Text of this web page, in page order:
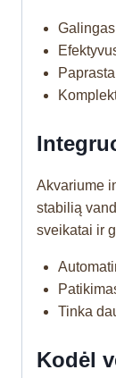
Akvariume
stabilią
sveikatai ir
Tinka
Kodėl